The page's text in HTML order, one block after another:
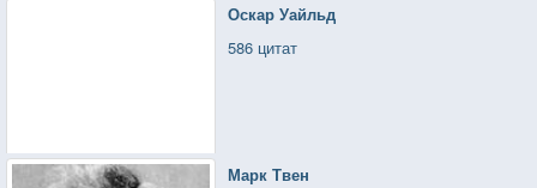
Оскар Уайльд
586 цитат
Марк Твен